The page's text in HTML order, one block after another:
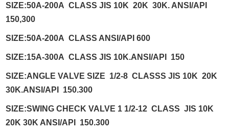
SIZE:50A-200A CLASS JIS 10K 20K 30K. ANSI/API
150,300
SIZE:50A-200A CLASS ANSI/API 600
SIZE:15A-300A CLASS JIS 10K.ANSI/API 150
SIZE:ANGLE VALVE SIZE 1/2-8 CLASSS JIS 10K 20K
30K.ANSI/API 150.300
SIZE:SWING CHECK VALVE 1 1/2-12 CLASS JIS 10K
20K 30K ANSI/API 150.300